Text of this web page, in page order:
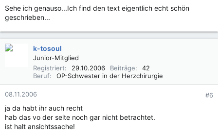
Sehe ich genauso...Ich find den text eigentlich echt schön
geschrieben...
k-tosoul
Junior-Mitglied
Registriert
29.10.2006 Beiträge
42
Beruf
OP-Schwester in der Herzchirurgie
08.11.2006 #6
ja da habt ihr auch recht
hab das vo der seite noch gar nicht betrachtet.
ist halt ansichtssache!